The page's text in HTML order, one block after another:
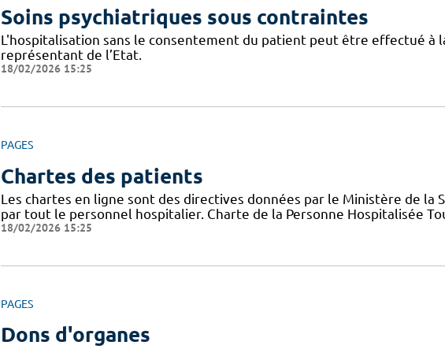
Soins psychiatriques sous contraintes
L'hospitalisation sans le consentement du patient peut être effectué à
représentant de l’Etat.
18/02/2026 15:25
PAGES
Chartes des patients
Les chartes en ligne sont des directives données par le Ministère de la
par tout le personnel hospitalier. Charte de la Personne Hospitalisée
18/02/2026 15:25
PAGES
Dons d'organes